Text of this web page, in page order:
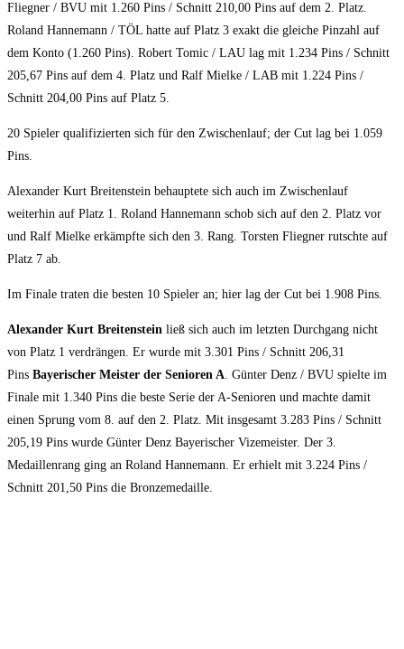
Fliegner / BVU mit 1.260 Pins / Schnitt 210,00 Pins auf dem 2. Platz.
Roland Hannemann / TÖL hatte auf Platz 3 exakt die gleiche Pinzahl auf
dem Konto (1.260 Pins). Robert Tomic / LAU lag mit 1.234 Pins / Schnitt
205,67 Pins auf dem 4. Platz und Ralf Mielke / LAB mit 1.224 Pins /
Schnitt 204,00 Pins auf Platz 5.
20 Spieler qualifizierten sich für den Zwischenlauf; der Cut lag bei 1.059
Pins.
Alexander Kurt Breitenstein behauptete sich auch im Zwischenlauf
weiterhin auf Platz 1. Roland Hannemann schob sich auf den 2. Platz vor
und Ralf Mielke erkämpfte sich den 3. Rang. Torsten Fliegner rutschte auf
Platz 7 ab.
Im Finale traten die besten 10 Spieler an; hier lag der Cut bei 1.908 Pins.
Alexander Kurt Breitenstein ließ sich auch im letzten Durchgang nicht
von Platz 1 verdrängen. Er wurde mit 3.301 Pins / Schnitt 206,31
Pins Bayerischer Meister der Senioren A. Günter Denz / BVU spielte im
Finale mit 1.340 Pins die beste Serie der A-Senioren und machte damit
einen Sprung vom 8. auf den 2. Platz. Mit insgesamt 3.283 Pins / Schnitt
205,19 Pins wurde Günter Denz Bayerischer Vizemeister. Der 3.
Medaillenrang ging an Roland Hannemann. Er erhielt mit 3.224 Pins /
Schnitt 201,50 Pins die Bronzemedaille.